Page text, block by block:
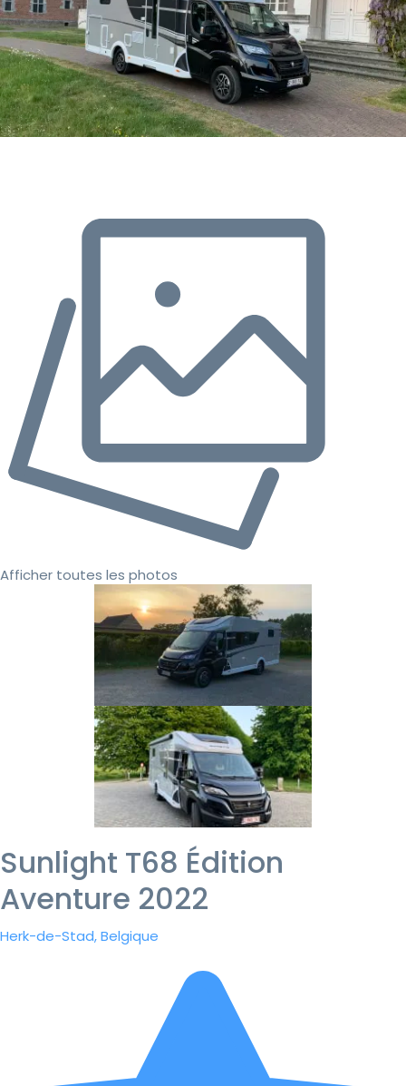
Afficher toutes les photos
Sunlight T68 Édition
Aventure 2022
Herk-de-Stad, Belgique